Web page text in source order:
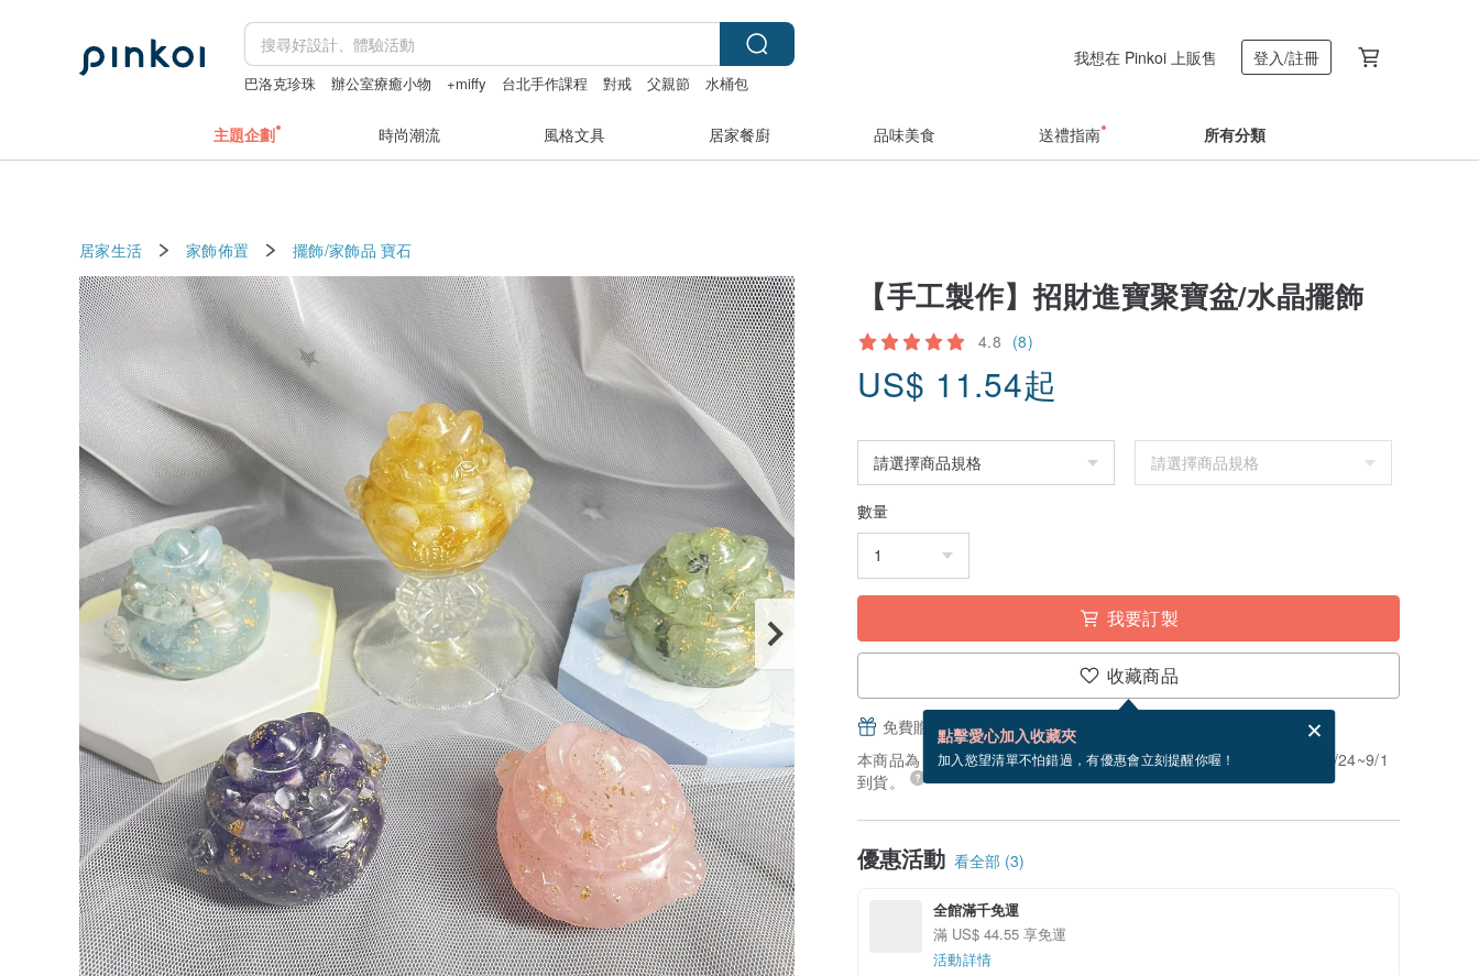
巴洛克珍珠 辦公室療癒小物 +miffy 台北手作課程 對戒 父親節
水桶包
我想在 Pinkoi 上販售 登入/註冊
主題企劃 時尚潮流 風格文具 居家餐廚 品味美食 送禮指南 所有分類
居家生活 家飾佈置 擺飾/家飾品 寶石
【手工製作】招財進寶聚寶盆/水晶擺飾
4.8 (8)
US$ 11.54起
數量
我要訂製
收藏商品
點擊愛心加入收藏夾
加入慾望清單不怕錯過，有優惠會立刻提醒你喔！
免費贈送電子賀卡，結帳完成後填寫
本商品為「接單訂製」。付款後需 5 個工作天製作。現在下單預估 8/24~9/1
到貨。
優惠活動 看全部 (3)
全館滿千免運
滿 US$ 44.55 享免運
活動詳情